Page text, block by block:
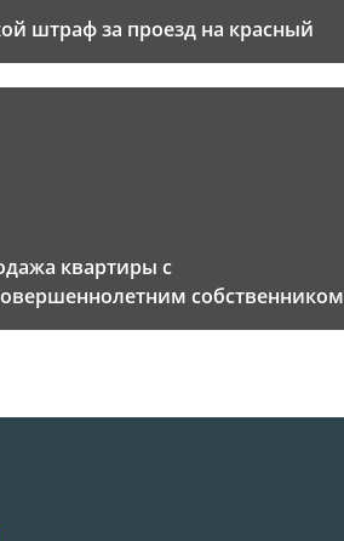
штраф за проезд на красный
квартиры с
собственником